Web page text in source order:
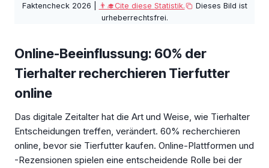
Faktencheck 2026 | 👨‍🎓Cite diese Statistik.
Dieses Bild ist
urheberrechtsfrei.
Online-Beeinflussung: 60% der
Tierhalter recherchieren Tierfutter
online
Das digitale Zeitalter hat die Art und Weise, wie Tierhalter
Entscheidungen treffen, verändert. 60% recherchieren
online, bevor sie Tierfutter kaufen. Online-Plattformen und
-Rezensionen spielen eine entscheidende Rolle bei der